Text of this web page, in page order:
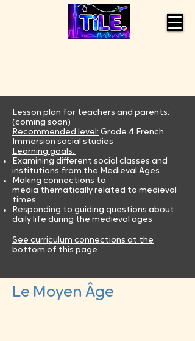
Lesson plan for teachers and parents:
(coming soon)
Recommended level: Grade 4 French
Immersion social studies
Learning goals:
Examining different social classes and
institutions from the Medieval Ages
Making connections to
media thematically related to medieval
times
Responding to guiding questions about
daily life during the medieval ages
See curriculum connections at the
bottom of this page
Le Moyen Âge